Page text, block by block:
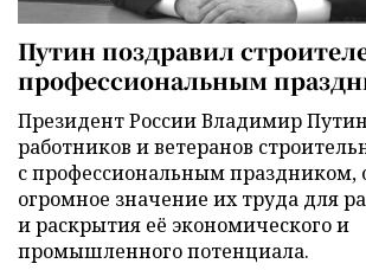
Путин поздравил
профессиональным
Президент России Владимир
работников и ветеранов
с профессиональным праздником,
огромное значение их труда для
и раскрытия её экономического и
промышленного потенциала.